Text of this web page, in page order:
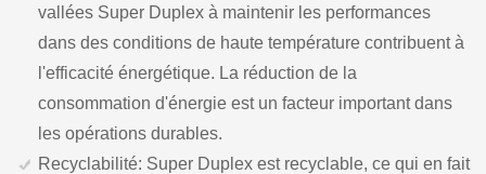
vallées Super Duplex à maintenir les performances
dans des conditions de haute température contribuent à
l'efficacité énergétique. La réduction de la
consommation d'énergie est un facteur important dans
les opérations durables.
Recyclabilité: Super Duplex est recyclable, ce qui en fait